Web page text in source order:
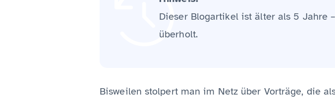
Dieser Blogartikel ist älter als 5 Jahre
überholt.
Bisweilen stolpert man im Netz über Vorträge, die